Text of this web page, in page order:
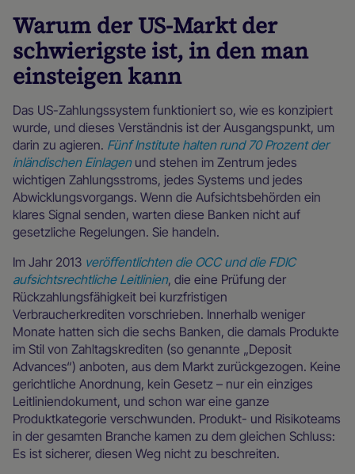
Warum der US-Markt der
schwierigste ist, in den man
einsteigen kann
Das US-Zahlungssystem funktioniert so, wie es konzipiert
wurde, und dieses Verständnis ist der Ausgangspunkt, um
darin zu agieren. Fünf Institute halten rund 70 Prozent der
inländischen Einlagenund stehen im Zentrum jedes
wichtigen Zahlungsstroms, jedes Systems und jedes
Abwicklungsvorgangs. Wenn die Aufsichtsbehörden ein
klares Signal senden, warten diese Banken nicht auf
gesetzliche Regelungen. Sie handeln.
Im Jahr 2013 veröffentlichten die OCC und die FDIC
aufsichtsrechtliche Leitlinien, die eine Prüfung der
Rückzahlungsfähigkeit bei kurzfristigen
Verbraucherkrediten vorschrieben. Innerhalb weniger
Monate hatten sich die sechs Banken, die damals Produkte
im Stil von Zahltagskrediten (so genannte „Deposit
Advances“) anboten, aus dem Markt zurückgezogen. Keine
gerichtliche Anordnung, kein Gesetz – nur ein einziges
Leitliniendokument, und schon war eine ganze
Produktkategorie verschwunden. Produkt- und Risikoteams
in der gesamten Branche kamen zu dem gleichen Schluss:
Es ist sicherer, diesen Weg nicht zu beschreiten.